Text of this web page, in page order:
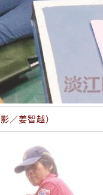
／姜智越）